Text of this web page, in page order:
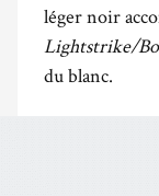
léger noir
Lightstrike/
du blanc.